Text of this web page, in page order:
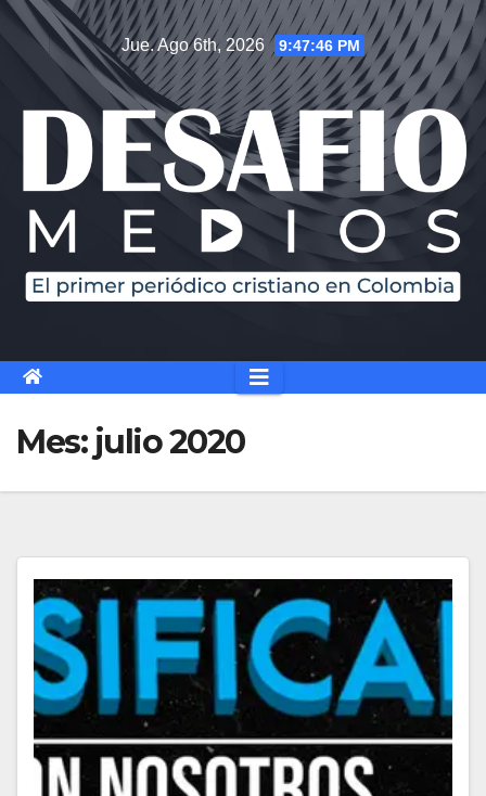
Saltar
contenido
Jue. Ago 6th, 2026 9:47:47 PM
Mes: julio 2020